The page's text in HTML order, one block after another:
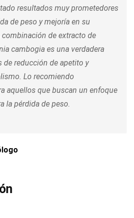
resultados muy prometedores
de peso y mejoría en su
combinación de extracto de
cambogia es una verdadera
de reducción de apetito y
Lo recomiendo
aquellos que buscan un enfoque
la pérdida de peso.